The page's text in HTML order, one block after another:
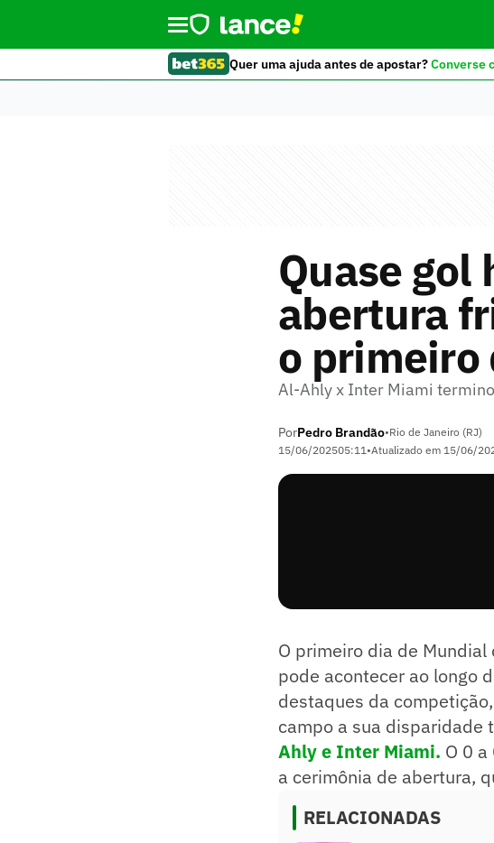
Quer uma ajuda antes de apostar?Converse
Quase gol
abertura
o primeiro
Al-Ahly x Inter Miami
PorPedro Brandão•Rio de Janeiro (RJ)
15/06/202505:11•Atualizado em 15/06/
O primeiro dia de
pode acontecer ao longo
destaques da
campo a sua disparidade
Ahly e Inter Miami. O 0
a cerimônia de abertura,
RELACIONADAS